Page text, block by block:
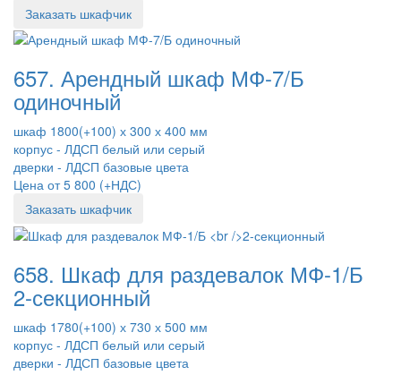
Заказать шкафчик
657. Арендный шкаф МФ-7/Б
одиночный
шкаф 1800(+100) х 300 х 400 мм
корпус - ЛДСП белый или серый
дверки - ЛДСП базовые цвета
Цена от 5 800 (+НДС)
Заказать шкафчик
658. Шкаф для раздевалок МФ-1/Б
2-секционный
шкаф 1780(+100) х 730 х 500 мм
корпус - ЛДСП белый или серый
дверки - ЛДСП базовые цвета